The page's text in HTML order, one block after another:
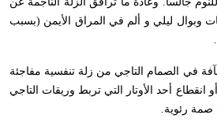
وبوال ليلي و ألم في المراق الأيمن (بسبب
في الصمام التاجي من زلة تنفسية مفاجئة
أحد الأوتار التي تربط وريقات التاجي
صمة رئوية.